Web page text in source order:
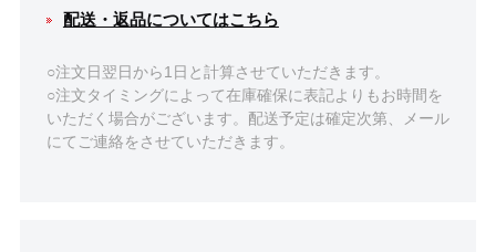
配送・返品についてはこちら
○注文日翌日から1日と計算させていただきます。
○注文タイミングによって在庫確保に表記よりもお時間を
いただく場合がございます。配送予定は確定次第、メール
にてご連絡をさせていただきます。